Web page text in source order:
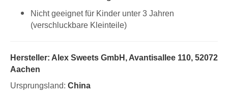
Nicht geeignet für Kinder unter 3 Jahren
(verschluckbare Kleinteile)
Hersteller: Alex Sweets GmbH, Avantisallee 110, 52072
Aachen
Ursprungsland: China